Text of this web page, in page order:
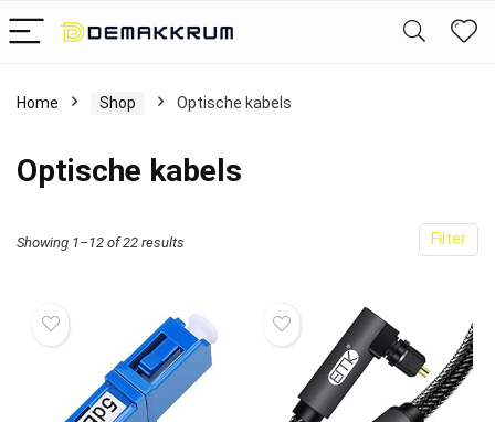
Home Shop Optische kabels
Optische kabels
Filter
Showing 1–12 of 22 results